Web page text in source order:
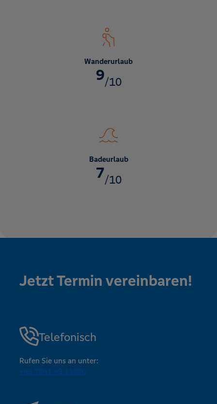
Wanderurlaub
9/10
Badeurlaub
7/10
Jetzt Termin vereinbaren!
Telefonisch
Rufen Sie uns an unter:
+49 7841 69 11880